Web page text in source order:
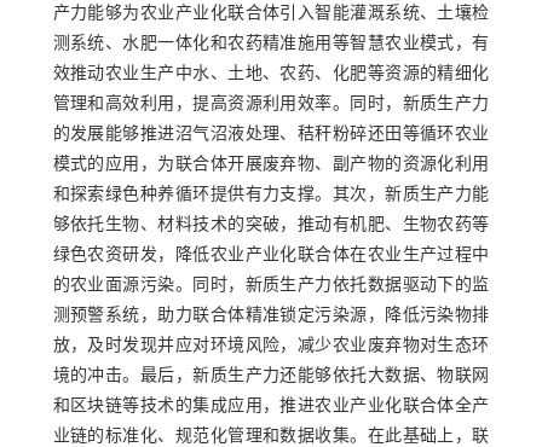
产力能够为农业产业化联合体引入智能灌溉系统、土壤检
测系统、水肥一体化和农药精准施用等智慧农业模式，有
效推动农业生产中水、土地、农药、化肥等资源的精细化
管理和高效利用，提高资源利用效率。同时，新质生产力
的发展能够推进沼气沼液处理、秸秆粉碎还田等循环农业
模式的应用，为联合体开展废弃物、副产物的资源化利用
和探索绿色种养循环提供有力支撑。其次，新质生产力能
够依托生物、材料技术的突破，推动有机肥、生物农药等
绿色农资研发，降低农业产业化联合体在农业生产过程中
的农业面源污染。同时，新质生产力依托数据驱动下的监
测预警系统，助力联合体精准锁定污染源，降低污染物排
放，及时发现并应对环境风险，减少农业废弃物对生态环
境的冲击。最后，新质生产力还能够依托大数据、物联网
和区块链等技术的集成应用，推进农业产业化联合体全产
业链的标准化、规范化管理和数据收集。在此基础上，联